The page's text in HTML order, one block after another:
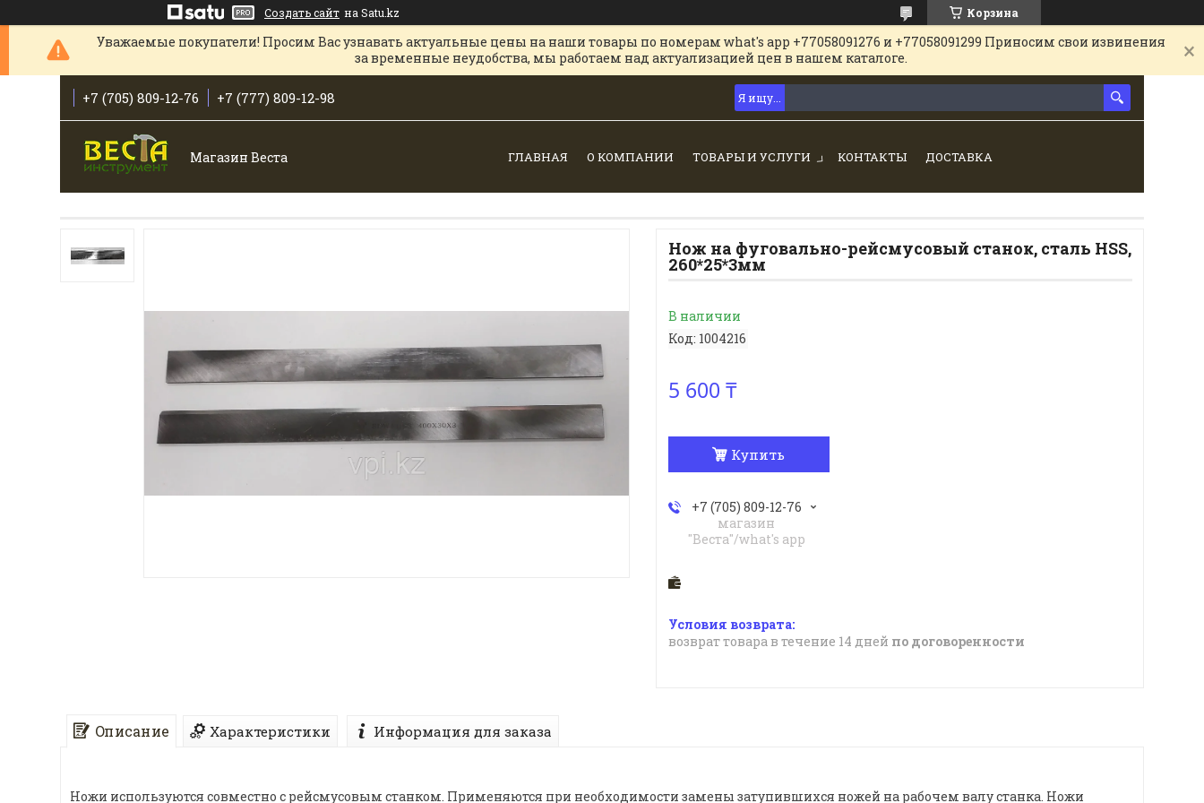
Создать сайт на Satu.kz Корзина
Уважаемые покупатели! Просим Вас узнавать актуальные цены на наши товары по номерам what's app +77058091276 и +77058091299 Приносим свои извинения
за временные неудобства, мы работаем над актуализацией цен в нашем каталоге.
+7 (705) 809-12-76 +7 (777) 809-12-98
Магазин Веста ГЛАВНАЯ О КОМПАНИИ ТОВАРЫ И УСЛУГИ КОНТАКТЫ ДОСТАВКА
Нож на фуговально-рейсмусовый станок, сталь HSS,
260*25*3мм
В наличии
Код: 1004216
5 600 ₸
Купить
+7 (705) 809-12-76
магазин
"Веста"/what's app
возврат товара в течение 14 дней по договоренности
Описание Характеристики Информация для заказа
Ножи используются совместно с рейсмусовым станком. Применяются при необходимости замены затупившихся ножей на рабочем валу станка. Ножи